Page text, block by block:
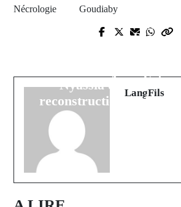
Nécrologie
Goudiaby
Prev Post
Ansu Fati
PUMA et Plan
Nyassia dans le
reconstruction et de la
LangFils